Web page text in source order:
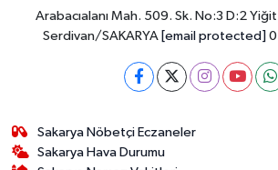
Arabacıalanı Mah. 509. Sk. No:3 D:2
Serdivan/SAKARYA [email protected]
Sakarya Nöbetçi Eczaneler
Sakarya Hava Durumu